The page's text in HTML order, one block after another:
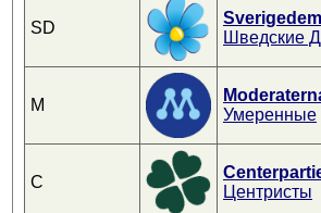
SD
Шведские
M
Умеренные
C
Центристы